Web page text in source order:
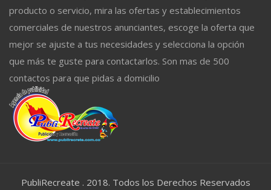
producto o servicio, mira las ofertas y establecimientos
comerciales de nuestros anunciantes, escoge la oferta que
mejor se ajuste a tus necesidades y selecciona la opción
que más te guste para contactarlos. Son mas de 500
contactos para que pidas a domicilio
PubliRecreate . 2018. Todos los Derechos Reservados